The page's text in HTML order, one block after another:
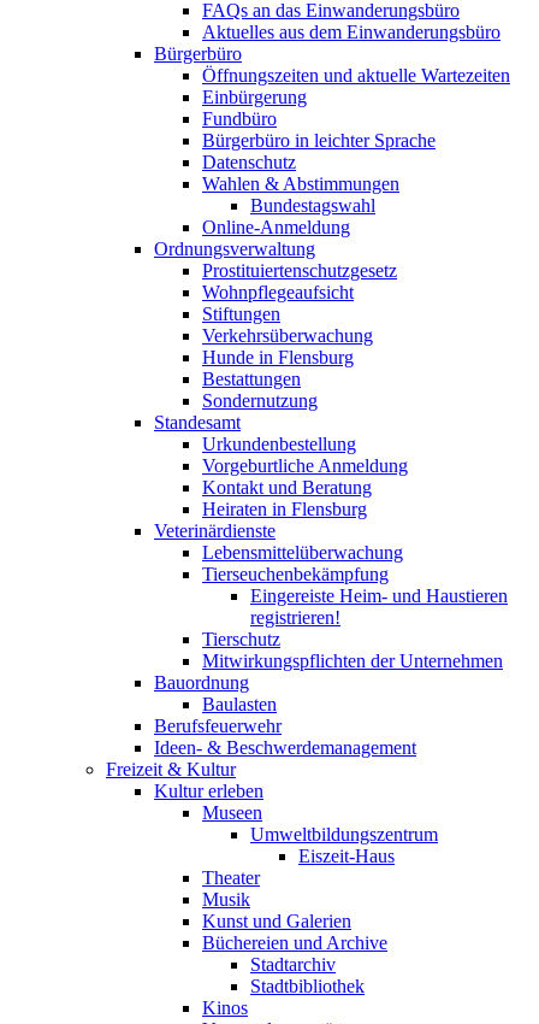
FAQs an das Einwanderungsbüro
Aktuelles aus dem Einwanderungsbüro
Bürgerbüro
Öffnungszeiten und aktuelle Wartezeiten
Einbürgerung
Fundbüro
Bürgerbüro in leichter Sprache
Datenschutz
Wahlen & Abstimmungen
Bundestagswahl
Online-Anmeldung
Ordnungsverwaltung
Prostituiertenschutzgesetz
Wohnpflegeaufsicht
Stiftungen
Verkehrsüberwachung
Hunde in Flensburg
Bestattungen
Sondernutzung
Standesamt
Urkundenbestellung
Vorgeburtliche Anmeldung
Kontakt und Beratung
Heiraten in Flensburg
Veterinärdienste
Lebensmittelüberwachung
Tierseuchenbekämpfung
Eingereiste Heim- und Haustieren
registrieren!
Tierschutz
Mitwirkungspflichten der Unternehmen
Bauordnung
Baulasten
Berufsfeuerwehr
Ideen- & Beschwerdemanagement
Freizeit & Kultur
Kultur erleben
Museen
Umweltbildungszentrum
Eiszeit-Haus
Theater
Musik
Kunst und Galerien
Büchereien und Archive
Stadtarchiv
Stadtbibliothek
Kinos